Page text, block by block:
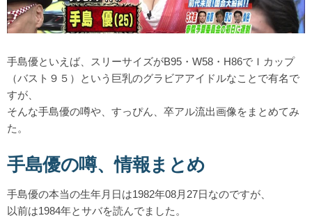
手島優といえば、スリーサイズがB95・W58・H86でＩカップ
（バスト９５）という巨乳のグラビアアイドルなことで有名で
すが、
そんな手島優の噂や、すっぴん、卒アル流出画像をまとめてみ
た。
手島優の噂、情報まとめ
手島優の本当の生年月日は1982年08月27日なのですが、
以前は1984年とサバを読んでました。